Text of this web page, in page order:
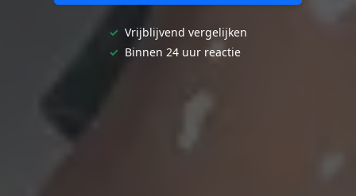
✓ Vrijblijvend vergelijken
✓ Binnen 24 uur reactie